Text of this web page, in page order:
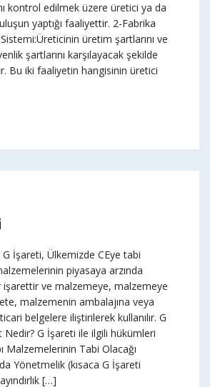
kontrol edilmek üzere üretici ya da
yaptığı faaliyettir. 2-Fabrika
üretim şartlarını ve
şartlarını karşılayacak şekilde
Bu iki faaliyetin hangisinin üretici
İşareti, Ülkemizde CEye tabi
piyasaya arzında
işarettir ve malzemeye, malzemeye
malzemenin ambalajına veya
belgelere iliştirilerek kullanılır. G
Nedir? G İşareti ile ilgili hükümleri
Malzemelerinin Tabi Olacağı
Yönetmelik (kısaca G İşareti
[…]